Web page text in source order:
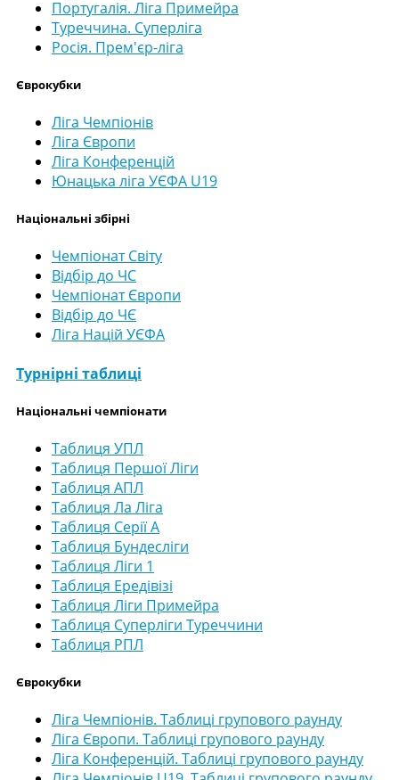
Португалія. Ліга Примейра
Туреччина. Суперліга
Росія. Прем'єр-ліга
Єврокубки
Ліга Чемпіонів
Ліга Європи
Ліга Конференцій
Юнацька ліга УЄФА U19
Національні збірні
Чемпіонат Світу
Відбір до ЧС
Чемпіонат Європи
Відбір до ЧЄ
Ліга Націй УЄФА
Турнірні таблиці
Національні чемпіонати
Таблиця УПЛ
Таблиця Першої Ліги
Таблиця АПЛ
Таблиця Ла Ліга
Таблиця Серії А
Таблиця Бундесліги
Таблиця Ліги 1
Таблиця Ередівізі
Таблиця Ліги Примейра
Таблиця Суперліги Туреччини
Таблиця РПЛ
Єврокубки
Ліга Чемпіонів. Таблиці групового раунду
Ліга Європи. Таблиці групового раунду
Ліга Конференцій. Таблиці групового раунду